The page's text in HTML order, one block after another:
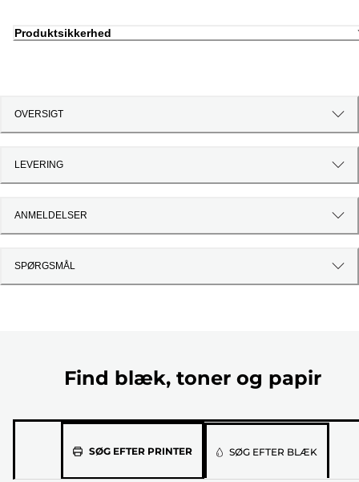
Produktsikkerhed
OVERSIGT
LEVERING
ANMELDELSER
SPØRGSMÅL
Find blæk, toner og papir
SØG EFTER PRINTERVælgSØG EFTER BLÆK